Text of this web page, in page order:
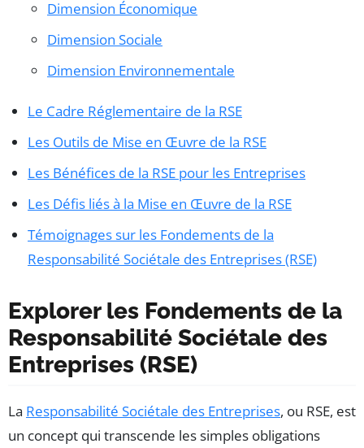
Dimension Économique
Dimension Sociale
Dimension Environnementale
Le Cadre Réglementaire de la RSE
Les Outils de Mise en Œuvre de la RSE
Les Bénéfices de la RSE pour les Entreprises
Les Défis liés à la Mise en Œuvre de la RSE
Témoignages sur les Fondements de la
Responsabilité Sociétale des Entreprises (RSE)
Explorer les Fondements de la
Responsabilité Sociétale des
Entreprises (RSE)
La Responsabilité Sociétale des Entreprises, ou RSE, est
un concept qui transcende les simples obligations